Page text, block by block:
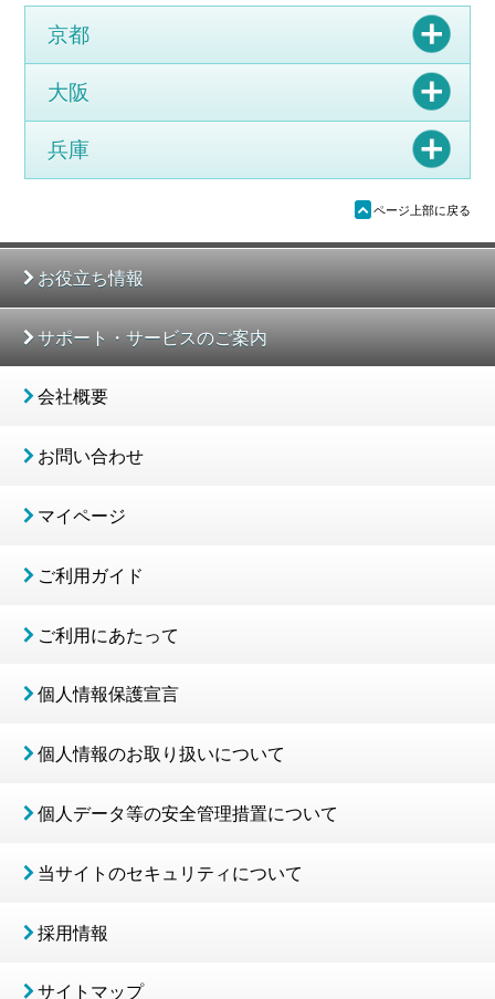
京都
大阪
兵庫
ü ページ上部に戻る
お役立ち情報
サポート・サービスのご案内
会社概要
お問い合わせ
マイページ
ご利用ガイド
ご利用にあたって
個人情報保護宣言
個人情報のお取り扱いについて
個人データ等の安全管理措置について
当サイトのセキュリティについて
採用情報
サイトマップ